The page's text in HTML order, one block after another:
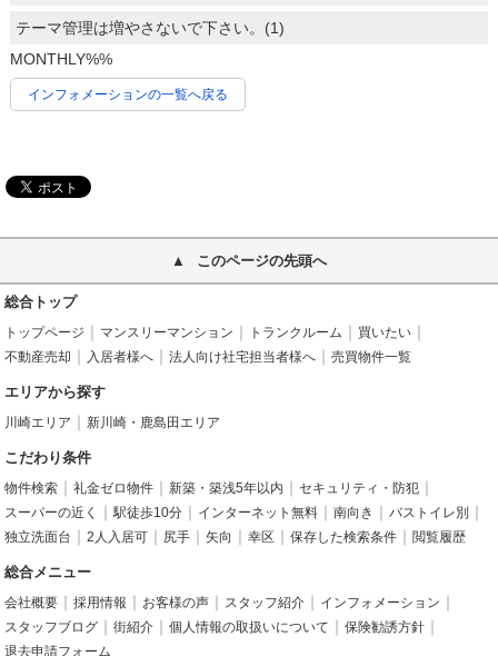
テーマ管理は増やさないで下さい。(1)
MONTHLY%%
インフォメーションの一覧へ戻る
このページの先頭へ
総合トップ
トップページ マンスリーマンション トランクルーム
買いたい
不動産売却
入居者様へ 法人向け社宅担当者様へ 売買物件一覧
エリアから探す
川崎エリア 新川崎・鹿島田エリア
こだわり条件
物件検索 礼金ゼロ物件 新築・築浅5年以内
セキュリティ・防犯
スーパーの近く
駅徒歩10分 インターネット無料 南向き
バストイレ別
独立洗面台
2人入居可 尻手 矢向 幸区 保存した検索条件 閲覧履歴
総合メニュー
会社概要 採用情報 お客様の声 スタッフ紹介
インフォメーション
スタッフブログ
街紹介 個人情報の取扱いについて
保険勧誘方針
退去申請フォーム